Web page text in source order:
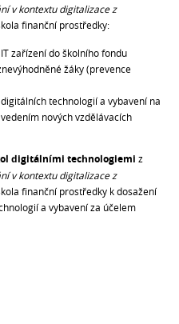
v kontextu digitalizace z
finanční prostředky:
zařízení do školního fondu
žáky (prevence
technologií a vybavení na
nových vzdělávacích
digitálními technologiemi z
v kontextu digitalizace z
finanční prostředky k dosažení
a vybavení za účelem
- ZŠ MŠ Drmoul